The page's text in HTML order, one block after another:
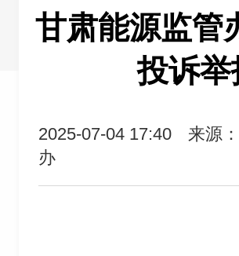
甘肃能源监管
投诉
2025-07-04 17:40
来源
办